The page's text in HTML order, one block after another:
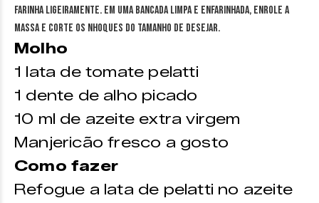
farinha ligeiramente. Em uma bancada limpa e enfarinhada, enrole a
massa e corte os nhoques do tamanho de desejar.
Molho
1 lata de tomate pelatti
1 dente de alho picado
10 ml de azeite extra virgem
Manjericão fresco a gosto
Como fazer
Refogue a lata de pelatti no azeite